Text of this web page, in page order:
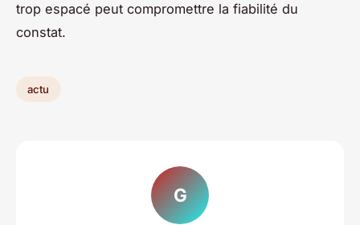
trop espacé peut compromettre la fiabilité du
constat.
actu
G